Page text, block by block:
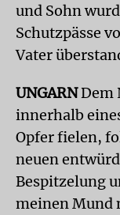
und Sohn
Schutzpässe
Vater
UNGARNDem
innerhalb
Opfer fielen,
neuen
Bespitzelung
meinen Mund